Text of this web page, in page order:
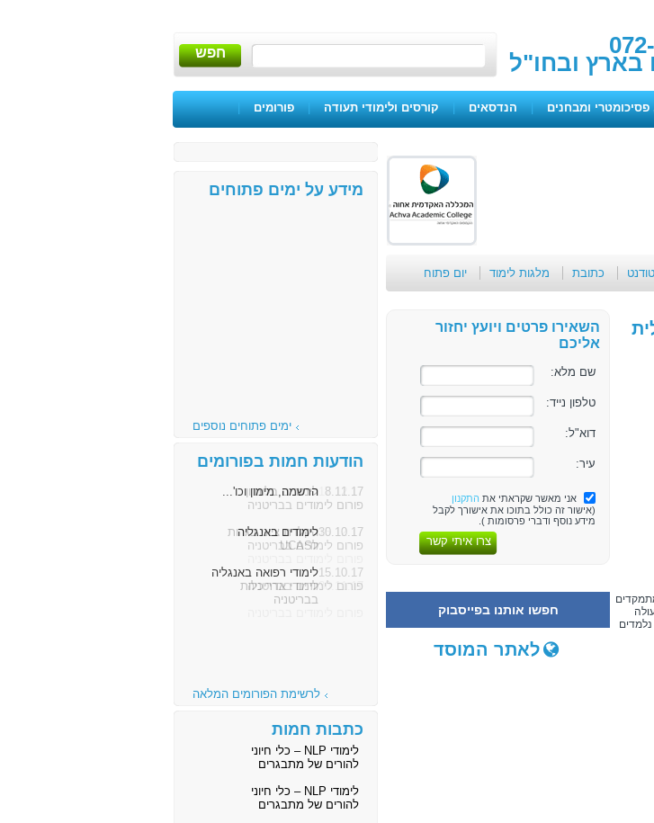
בארץ ובחו"ל חפש
פסיכומטרי ומבחנים | הנדסאים | קורסים ולימודי תעודה | פורומים |
כתובת מלגות לימוד יום פתוח
השאירו פרטים ויועץ יחזור
אליכם
שם מלא:
טלפון נייד:
דוא"ל:
עיר:
אני מאשר שקראתי את התקנון
(אישור זה כולל בתוכו את אישורך לקבל
מידע נוסף ודברי פרסומות ).
צרו איתי קשר
חפשו אותנו בפייסבוק
לאתר המוסד
מידע על ימים פתוחים
ימים פתוחים נוספים
הודעות חמות בפורומים
8.11.17 הרשמה, מימון וכו'...
פורום לימודים בבריטניה
30.10.17לימודים באנגליה
פורום לימודים בבריטניה
15.10.17לימודי רפואה באנגליה
פורום לימודים בבריטניה
לרשימת הפורומים המלאה
כתבות חמות
לימודי NLP – כלי חיוני
להורים של מתבגרים
לימודי NLP – כלי חיוני
להורים של מתבגרים